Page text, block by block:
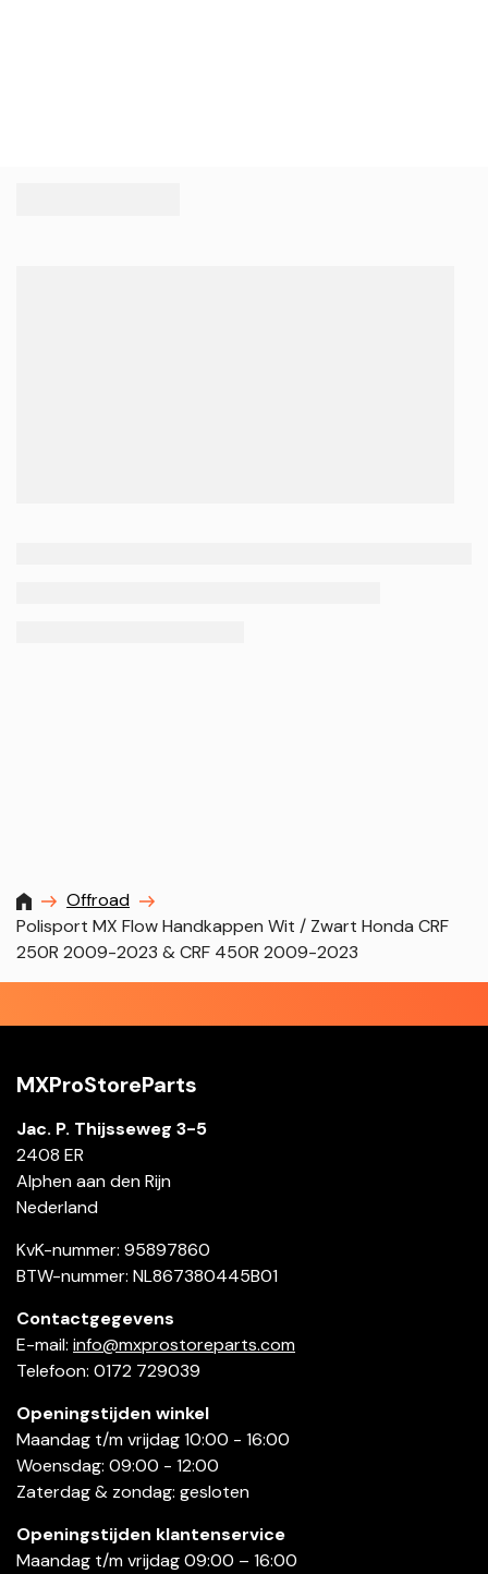
MXProstoreparts
Offroad
Polisport MX Flow Handkappen Wit / Zwart Honda CRF
250R 2009-2023 & CRF 450R 2009-2023
MXProStoreParts
Jac. P. Thijsseweg 3-5
2408 ER
Alphen aan den Rijn
Nederland
KvK-nummer: 95897860
BTW-nummer: NL867380445B01
Contactgegevens
E-mail: info@mxprostoreparts.com
Telefoon: 0172 729039
Openingstijden winkel
Maandag t/m vrijdag 10:00 - 16:00
Woensdag: 09:00 - 12:00
Zaterdag & zondag: gesloten
Openingstijden klantenservice
Maandag t/m vrijdag 09:00 – 16:00